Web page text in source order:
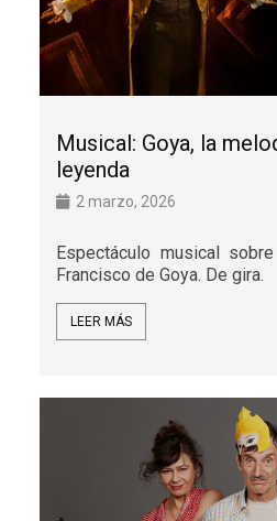
Musical: Goya, la
leyenda
2 marzo, 2026
Espectáculo musical
Francisco de Goya. De gira.
LEER MÁS